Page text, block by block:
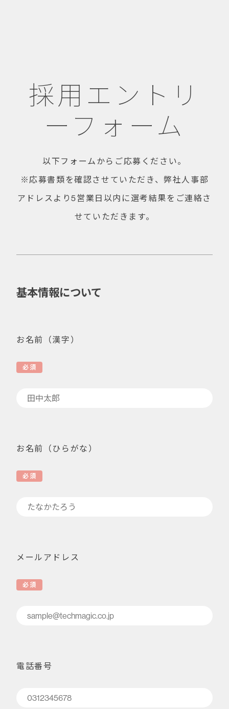
採用エントリ
ーフォーム
以下フォームからご応募ください。
※応募書類を確認させていただき、弊社人事部
アドレスより5営業日以内に選考結果をご連絡さ
せていただきます。
基本情報について
お名前（漢字）
必須
お名前（ひらがな）
必須
メールアドレス
必須
電話番号